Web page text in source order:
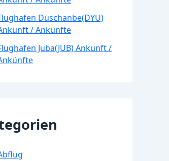
Duschanbe(DYU)
/ Ankünfte
Juba(JUB) Ankunft /